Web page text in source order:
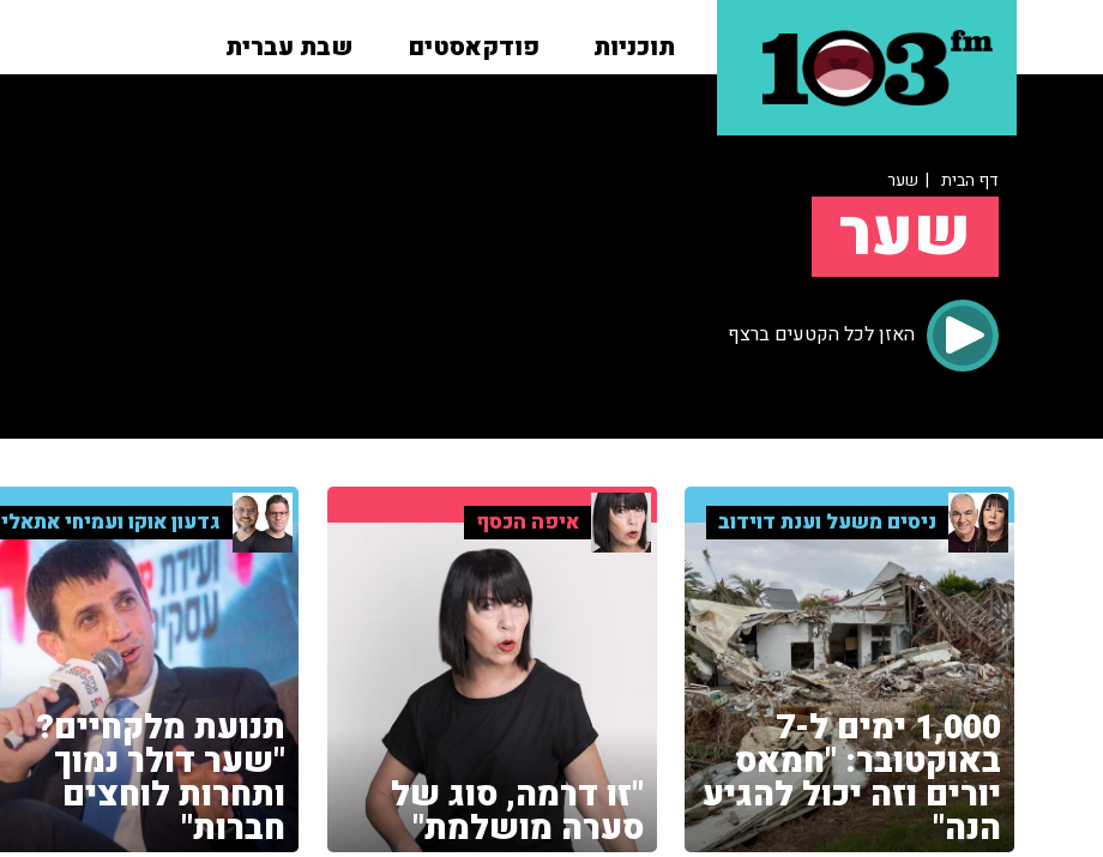
תוכניות פודקאסטים שבת עברית
דף הבית | שער
שער
האזן לכל הקטעים ברצף
ניסים משעל וענת דוידוב
1,000 ימים ל-7
באוקטובר: "חמאס
יורים וזה יכול להגיע
הנה"
איפה הכסף
"זו דרמה, סוג של
סערה מושלמת"
גדעון אוקו ועמיחי אתאלי
תנועת מלקחיים?
"שער דולר נמוך
ותחרות לוחצים
חברות"